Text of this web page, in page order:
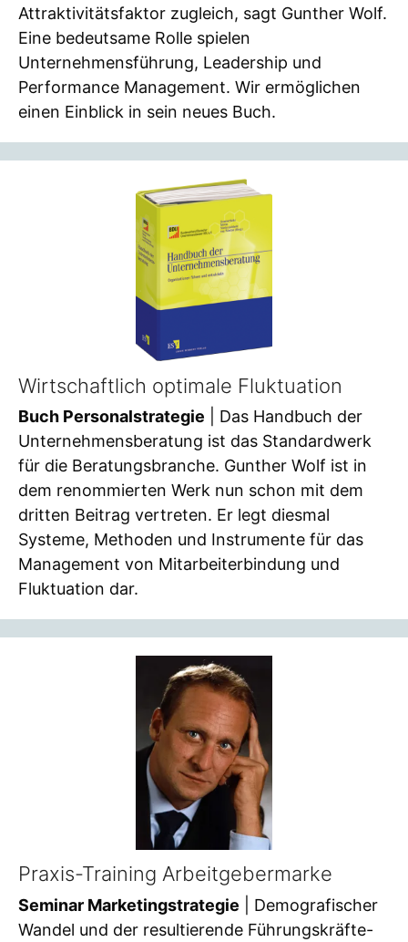
Attraktivitätsfaktor zugleich, sagt Gunther Wolf.
Eine bedeutsame Rolle spielen
Unternehmensführung, Leadership und
Performance Management. Wir ermöglichen
einen Einblick in sein neues Buch.
Wirtschaftlich optimale Fluktuation
Buch Personalstrategie | Das Handbuch der
Unternehmensberatung ist das Standardwerk
für die Beratungsbranche. Gunther Wolf ist in
dem renommierten Werk nun schon mit dem
dritten Beitrag vertreten. Er legt diesmal
Systeme, Methoden und Instrumente für das
Management von Mitarbeiterbindung und
Fluktuation dar.
Praxis-Training Arbeitgebermarke
Seminar Marketingstrategie | Demografischer
Wandel und der resultierende Führungskräfte-